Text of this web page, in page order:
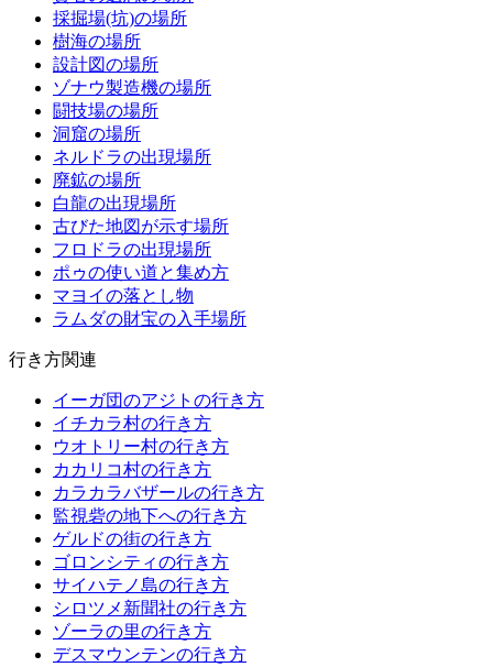
採掘場(坑)の場所
樹海の場所
設計図の場所
ゾナウ製造機の場所
闘技場の場所
洞窟の場所
ネルドラの出現場所
廃鉱の場所
白龍の出現場所
古びた地図が示す場所
フロドラの出現場所
ポゥの使い道と集め方
マヨイの落とし物
ラムダの財宝の入手場所
行き方関連
イーガ団のアジトの行き方
イチカラ村の行き方
ウオトリー村の行き方
カカリコ村の行き方
カラカラバザールの行き方
監視砦の地下への行き方
ゲルドの街の行き方
ゴロンシティの行き方
サイハテノ島の行き方
シロツメ新聞社の行き方
ゾーラの里の行き方
デスマウンテンの行き方